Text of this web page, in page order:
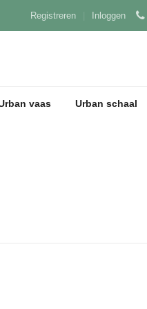
Inloggen
Registreren
vaas Urban schaal